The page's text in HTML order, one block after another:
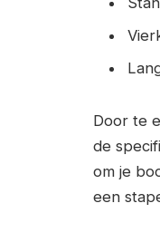
Door te
de
om je
een